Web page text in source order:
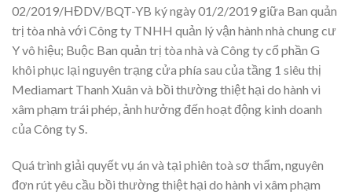
02/2019/HĐDV/BQT-YB ký ngày 01/2/2019 giữa Ban quản
trị tòa nhà với Công ty TNHH quản lý vận hành nhà chung cư
Y vô hiệu; Buộc Ban quản trị tòa nhà và Công ty cổ phần G
khôi phục lại nguyên trạng cửa phía sau của tầng 1 siêu thị
Mediamart Thanh Xuân và bồi thường thiệt hại do hành vi
xâm phạm trái phép, ảnh hưởng đến hoạt động kinh doanh
của Công ty S.
Quá trình giải quyết vụ án và tại phiên toà sơ thẩm, nguyên
đơn rút yêu cầu bồi thường thiệt hại do hành vi xâm phạm